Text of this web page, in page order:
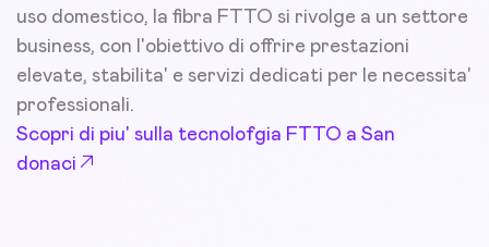
uso domestico, la fibra FTTO si rivolge a un settore
business, con l'obiettivo di offrire prestazioni
elevate, stabilita' e servizi dedicati per le necessita'
professionali.
Scopri di piu' sulla tecnolofgia FTTO a San
donaci